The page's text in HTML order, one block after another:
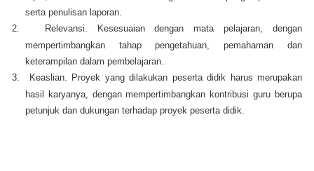
serta penulisan laporan.
2.
Relevansi . Kesesuaian dengan mata pelajaran, dengan
mempertimbangkan tahap pengetahuan, pemahaman dan
keterampilan dalam pembelajaran.
3.
Keaslian. Proyek yang dilakukan peserta didik harus merupakan
hasil karyanya, dengan mempertimbangkan kontribusi guru berupa
petunjuk dan dukungan terhadap proyek peserta didik.